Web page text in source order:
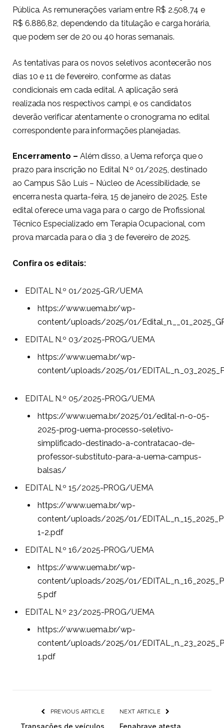
Pública. As remunerações variam entre R$ 2.508,74 e
R$ 6.886,82, dependendo da titulação e carga horária,
que podem ser de 20 ou 40 horas semanais.
As tentativas para os novos seletivos acontecerão nos
dias 10 e 11 de fevereiro, conforme as datas
condicionais em cada edital. A aplicação será
realizada nos respectivos campi, e os candidatos
deverão verificar atentamente o cronograma no edital
correspondente para informações planejadas.
Encerramento – Além disso, a Uema reforça que o
prazo para inscrição no Edital N.º 01/2025, destinado
ao Campus São Luís – Núcleo de Acessibilidade, se
encerra nesta quarta-feira, 15 de janeiro de 2025. Este
edital oferece uma vaga para o cargo de Profissional
Técnico Especializado em Terapia Ocupacional, com
prova marcada para o dia 3 de fevereiro de 2025.
Confira os editais:
EDITAL N.º 01/2025-GR/UEMA
https://www.uema.br/wp-
content/uploads/2025/01/
EDITAL N.º 03/2025-PROG/UEMA
https://www.uema.br/wp-
content/uploads/2025/01/
EDITAL N.º 05/2025-PROG/UEMA
https://www.uema.br/2025/01/edital-n-o-05-
2025-prog-uema-processo-seletivo-
simplificado-destinado-a-contratacao-de-
professor-substituto-para-a-uema-campus-
balsas/
EDITAL N.º 15/2025-PROG/UEMA
https://www.uema.br/wp-
content/uploads/2025/01/
1-2.pdf
EDITAL N.º 16/2025-PROG/UEMA
https://www.uema.br/wp-
content/uploads/2025/01/
5.pdf
EDITAL N.º 23/2025-PROG/UEMA
https://www.uema.br/wp-
content/uploads/2025/01/
1.pdf
PREVIOUS ARTICLE
Transações de veículos
NEXT ARTICLE
Fenabrave atesta